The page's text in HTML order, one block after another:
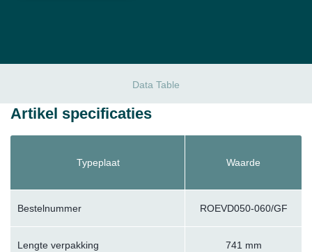
Data Table
Artikel specificaties
Typeplaat Waarde
Bestelnummer ROEVD050-060/GF
Lengte verpakking 741 mm